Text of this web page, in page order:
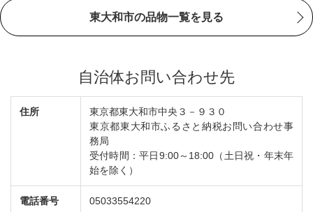
東大和市の品物一覧を見る
自治体お問い合わせ先
住所
東京都東大和市中央３－９３０
東京都東大和市ふるさと納税お問い合わせ事
務局
受付時間：平日9:00～18:00（土日祝・年末年
始を除く）
電話番号 05033554220